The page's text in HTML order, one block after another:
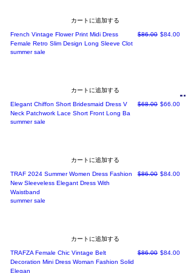
カートに追加する
French Vintage Flower Print Midi Dress
Female Retro Slim Design Long Sleeve Clot
通常価格
$86.00 セール価格
$84.00
summer sale
カートに追加する
Elegant Chiffon Short Bridesmaid Dress V
Neck Patchwork Lace Short Front Long Ba
通常価格
$68.00 セール価格
$66.00
summer sale
カートに追加する
TRAF 2024 Summer Women Dress Fashion
New Sleeveless Elegant Dress With
Waistband
通常価格
$86.00 セール価格
$84.00
summer sale
カートに追加する
TRAFZA Female Chic Vintage Belt
Decoration Mini Dress Woman Fashion Solid
Elegan
通常価格
$86.00 セール価格
$84.00
shop all